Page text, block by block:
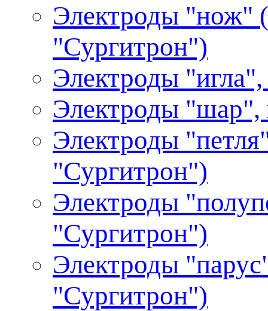
Электроды "нож"
"Сургитрон")
Электроды
Электроды "шар",
Электроды
"Сургитрон")
Электроды
"Сургитрон")
Электроды
"Сургитрон")